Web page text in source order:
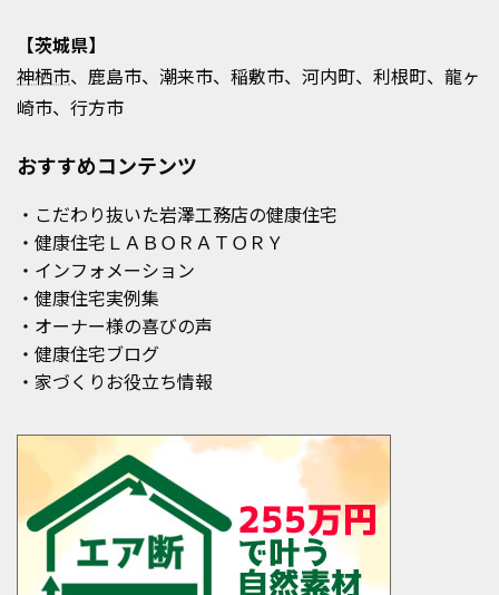
【茨城県】
神栖市、鹿島市、潮来市、稲敷市、河内町、利根町、龍ヶ
崎市、行方市
おすすめコンテンツ
・こだわり抜いた岩澤工務店の健康住宅
・健康住宅ＬＡＢＯＲＡＴＯＲＹ
・インフォメーション
・健康住宅実例集
・オーナー様の喜びの声
・健康住宅ブログ
・家づくりお役立ち情報